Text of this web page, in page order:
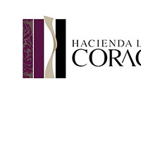
contenido